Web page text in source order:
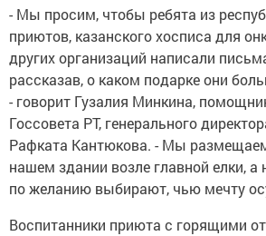
- Мы просим, чтобы ребята из
приютов, казанского хосписа для
других организаций написали
рассказав, о каком подарке они
- говорит Гузалия Минкина,
Госсовета РТ, генерального
Рафката Кантюкова. - Мы
нашем здании возле главной елки, а
по желанию выбирают, чью мечту
Воспитанники приюта с горящими